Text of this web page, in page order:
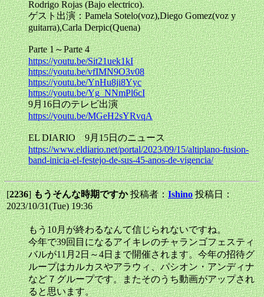
Rodrigo Rojas (Bajo electrico).
ゲスト出演：Pamela Sotelo(voz),Diego Gomez(voz y
guitarra),Carla Derpic(Quena)
Parte 1～Parte 4
https://youtu.be/Sit21uek1kI
https://youtu.be/vfIMN9O3v08
https://youtu.be/YnHu8ji8Yyc
https://youtu.be/Yg_NNmPl6cI
9月16日のテレビ出演
https://youtu.be/MGeH2sYRvqA
EL DIARIO 9月15日のニュース
https://www.eldiario.net/portal/2023/09/15/altiplano-fusion-
band-inicia-el-festejo-de-sus-45-anos-de-vigencia/
[2236]もうそんな時期ですか投稿者：Ishino 投稿日：
2023/10/31(Tue) 19:36
もう10月が終わるなんて信じられないですね。
今年で39回目になるアイキレのチャランゴフェスティ
バルが11月2日～4日まで開催されます。今年の招待グ
ループはカルカスやアラウィ、パシオン・アンディナ
など７グループです。またそのうち動画がアップされ
ると思います。